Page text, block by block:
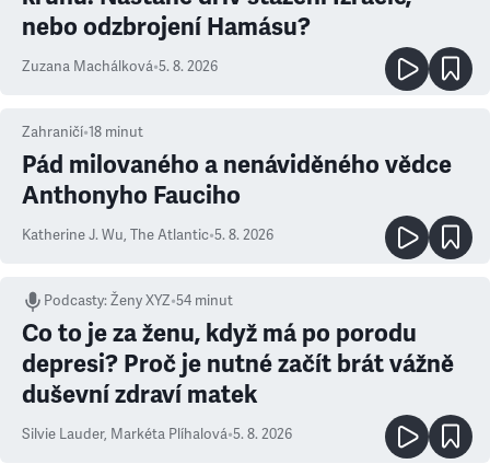
nebo odzbrojení Hamásu?
Zuzana Machálková•5. 8. 2026
Zahraničí•18 minut
Pád milovaného a nenáviděného vědce
Anthonyho Fauciho
Katherine J. Wu, The Atlantic•5. 8. 2026
Podcasty:Ženy XYZ•54 minut
Co to je za ženu, když má po porodu
depresi? Proč je nutné začít brát vážně
duševní zdraví matek
Silvie Lauder, Markéta Plíhalová•5. 8. 2026